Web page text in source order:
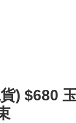
) $680